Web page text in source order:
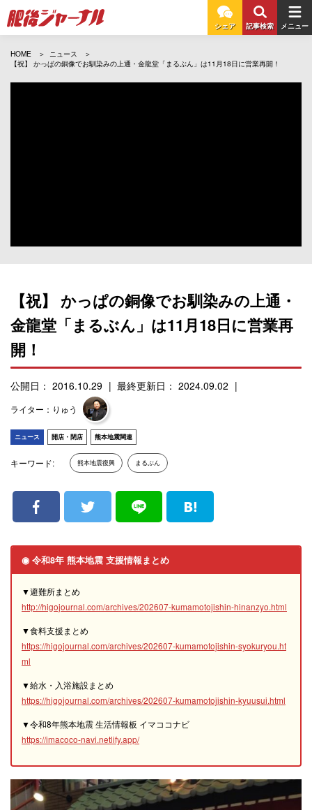
シェア 記事検索 メニュー
HOME
ニュース
【祝】 かっぱの銅像でお馴染みの上通・金龍堂「まるぶん」は11月18日に営業再開！
【祝】 かっぱの銅像でお馴染みの上通・
金龍堂「まるぶん」は11月18日に営業再
開！
公開日： 2016.10.29 最終更新日： 2024.09.02
ライター：りゅう
ニュース 開店・閉店 熊本地震関連
キーワード: 熊本地震復興 まるぶん
◉ 令和8年 熊本地震 支援情報まとめ
▼避難所まとめ
http://higojournal.com/archives/202607-kumamotojishin-hinanzyo.html
▼食料支援まとめ
https://higojournal.com/archives/202607-kumamotojishin-syokuryou.ht
ml
▼給水・入浴施設まとめ
https://higojournal.com/archives/202607-kumamotojishin-kyuusui.html
▼令和8年熊本地震 生活情報板 イマココナビ
https://imacoco-navi.netlify.app/